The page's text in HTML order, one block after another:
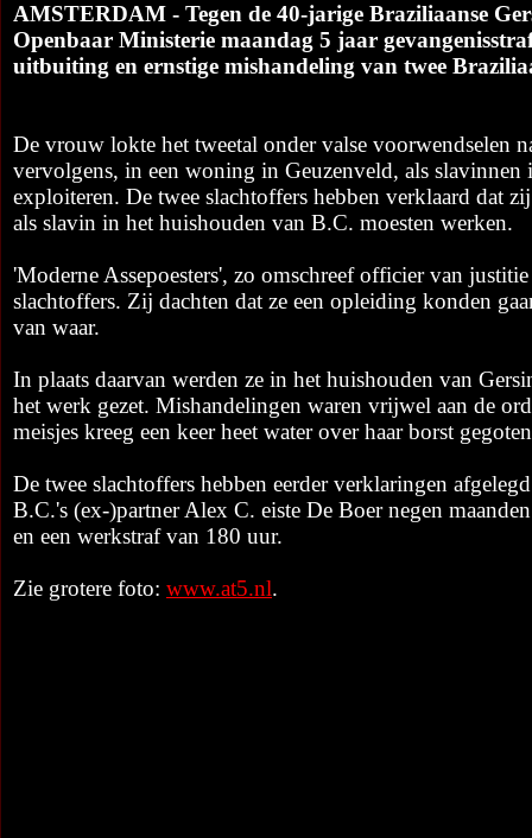
AMSTERDAM - Tegen de 40-jarige Braziliaanse
Openbaar Ministerie maandag 5 jaar gevangenisstraf
uitbuiting en ernstige mishandeling van twee
De vrouw lokte het tweetal onder valse voorwendselen
vervolgens, in een woning in Geuzenveld, als slavinnen
exploiteren. De twee slachtoffers hebben verklaard dat
als slavin in het huishouden van B.C. moesten werken.
'Moderne Assepoesters', zo omschreef officier van
slachtoffers. Zij dachten dat ze een opleiding konden
van waar.
In plaats daarvan werden ze in het huishouden van
het werk gezet. Mishandelingen waren vrijwel aan de
meisjes kreeg een keer heet water over haar borst
De twee slachtoffers hebben eerder verklaringen
B.C.'s (ex-)partner Alex C. eiste De Boer negen
en een werkstraf van 180 uur.
Zie grotere foto: www.at5.nl.